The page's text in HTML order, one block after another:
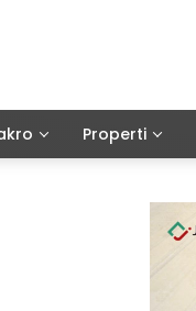
Properti